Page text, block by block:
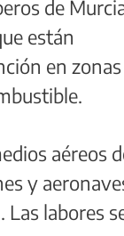
de
están
en zonas
aéreos
y
Las labores